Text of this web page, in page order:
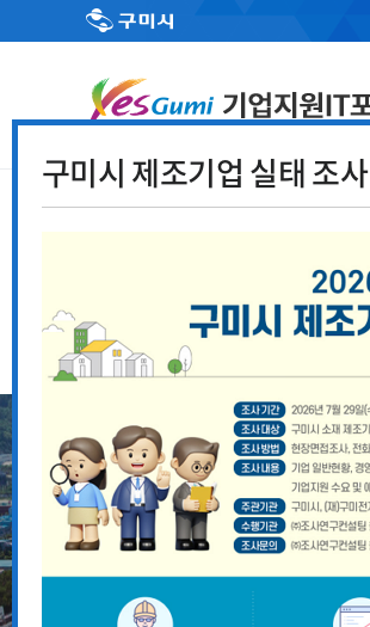
구미시 제조기업 실태 조사